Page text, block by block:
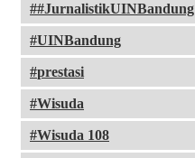
#JurnalistikUINBandung
UINBandung
prestasi
Wisuda
Wisuda 108